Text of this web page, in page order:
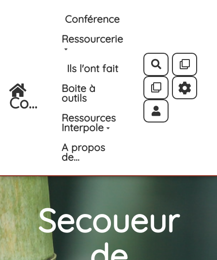
Aller au contenu principal
Co...
Conférence
Ressourcerie
Ils l'ont fait
Boite à
outils
Ressources
Interpole
A propos
de...
Rechercher
Secoueur